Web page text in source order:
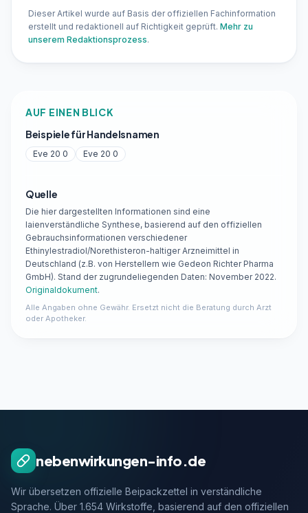
Dieser Artikel wurde auf Basis der offiziellen Fachinformation
erstellt und redaktionell auf Richtigkeit geprüft. Mehr zu
unserem Redaktionsprozess.
AUF EINEN BLICK
Beispiele für Handelsnamen
Eve 20 0 Eve 20 0
Quelle
Die hier dargestellten Informationen sind eine
laienverständliche Synthese, basierend auf den offiziellen
Gebrauchsinformationen verschiedener
Ethinylestradiol/Norethisteron-haltiger Arzneimittel in
Deutschland (z.B. von Herstellern wie Gedeon Richter Pharma
GmbH). Stand der zugrundeliegenden Daten: November 2022.
Originaldokument.
Alle Angaben ohne Gewähr. Ersetzt nicht die Beratung durch Arzt
oder Apotheker.
nebenwirkungen-info.de
Wir übersetzen offizielle Beipackzettel in verständliche
Sprache. Über 1.654 Wirkstoffe, basierend auf den offiziellen